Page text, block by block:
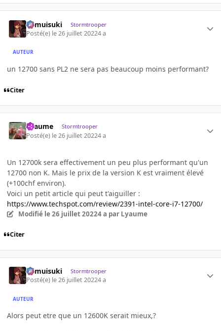
kamuisuki Stormtrooper
Posté(e) le 26 juillet 20224 a
AUTEUR
un 12700 sans PL2 ne sera pas beaucoup moins performant?
Citer
Lyaume Stormtrooper
Posté(e) le 26 juillet 20224 a
Un 12700k sera effectivement un peu plus performant qu'un
12700 non K. Mais le prix de la version K est vraiment élevé
(+100chf environ).
Voici un petit article qui peut t'aiguiller :
https://www.techspot.com/review/2391-intel-core-i7-12700/
Modifié le 26 juillet 20224 a par Lyaume
Citer
kamuisuki Stormtrooper
Posté(e) le 26 juillet 20224 a
AUTEUR
Alors peut etre que un 12600K serait mieux,?